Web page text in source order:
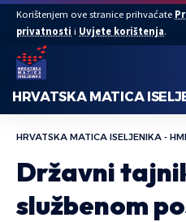
Korištenjem ove stranice prihvaćate
privatnosti i Uvjete korištenja.
HRVATSKA MATICA
HRVATSKA MATICA ISELJENIKA - HMI
Državni
službenom